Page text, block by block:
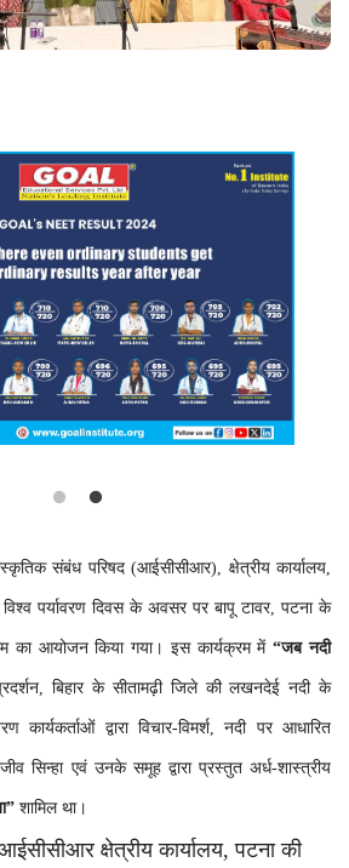
English
संबंध परिषद (आईसीसीआर), क्षेत्रीय कार्यालय,
पर्यावरण दिवस के अवसर पर बापू टावर, पटना के
का आयोजन किया गया। इस कार्यक्रम में“जब नदी
बिहार के सीतामढ़ी जिले की लखनदेई नदी के
कार्यकर्ताओं द्वारा विचार-विमर्श, नदी पर आधारित
सिन्हा एवं उनके समूह द्वारा प्रस्तुत अर्ध-शास्त्रीय
शामिल था।
क्षेत्रीय कार्यालय, पटना की